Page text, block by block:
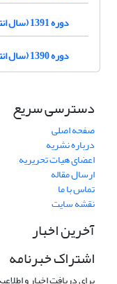
دوره 1391 (سال انتشار 1392)
دوره 1390 (سال انتشار 1391)
دسترسی سریع
صفحه اصلی
درباره نشریه
اعضای هیات تحریریه
ارسال مقاله
تماس با ما
نقشه سایت
آخرین اخبار
اشتراک خبرنامه
برای دریافت اخبار و